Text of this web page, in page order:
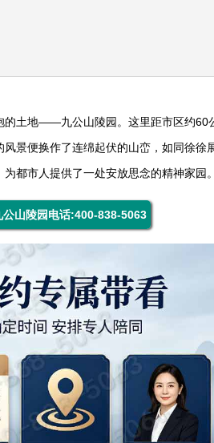
的土地——九公山陵园 。这里距市区约60
景便换作了连绵起伏的山峦，如同徐徐
都市人提供了一处安放思念的精神家园。
山陵园电话:400-838-5063